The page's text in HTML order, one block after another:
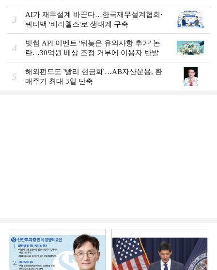
3
AI가 재무설계 바꾼다…한국재무설계협회·
쿼터백 '베러웰스'로 생태계 구축
4
빗썸 API 이벤트 '뒤늦은 유의사항 추가' 논
란…30억원 배상 조정 거부에 이용자 반발
5
해외펀드도 '빨리 현금화'…AB자산운용, 환
매주기 최대 3일 단축